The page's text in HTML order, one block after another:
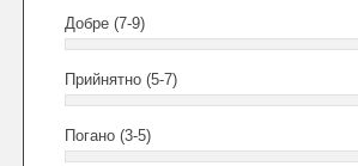
Добре (7-9)
Прийнятно (5-7)
Погано (3-5)